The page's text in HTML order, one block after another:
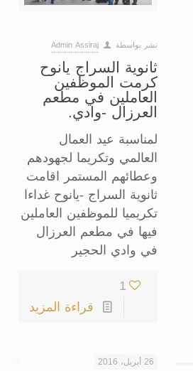
نشر بواسطة Admin Assiraj
‏ثانوية السراج يانوح
كرمت الموظفين
العاملين في مطعم
العرزال -وادي‏.
لمناسبة عيد العمال
العالمي وتكريما لجهودهم
وعطائهم المستمر اقامت
ثانوية السراج -يانوح غداءا
تكريميا للموظفين العاملين
فيها في مطعم العرزال
في وادي الحجير
1
قراءة المزيد
26 أبريل، 2016